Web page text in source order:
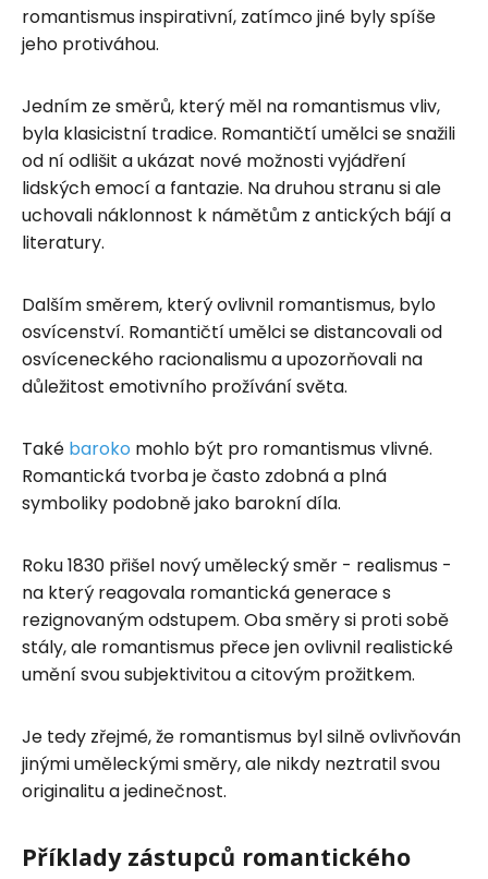
romantismus inspirativní, zatímco jiné byly spíše
jeho protiváhou.
Jedním ze směrů, který měl na romantismus vliv,
byla klasicistní tradice. Romantičtí umělci se snažili
od ní odlišit a ukázat nové možnosti vyjádření
lidských emocí a fantazie. Na druhou stranu si ale
uchovali náklonnost k námětům z antických bájí a
literatury.
Dalším směrem, který ovlivnil romantismus, bylo
osvícenství. Romantičtí umělci se distancovali od
osvíceneckého racionalismu a upozorňovali na
důležitost emotivního prožívání světa.
Také baroko mohlo být pro romantismus vlivné.
Romantická tvorba je často zdobná a plná
symboliky podobně jako barokní díla.
Roku 1830 přišel nový umělecký směr - realismus -
na který reagovala romantická generace s
rezignovaným odstupem. Oba směry si proti sobě
stály, ale romantismus přece jen ovlivnil realistické
umění svou subjektivitou a citovým prožitkem.
Je tedy zřejmé, že romantismus byl silně ovlivňován
jinými uměleckými směry, ale nikdy neztratil svou
originalitu a jedinečnost.
Příklady zástupců romantického